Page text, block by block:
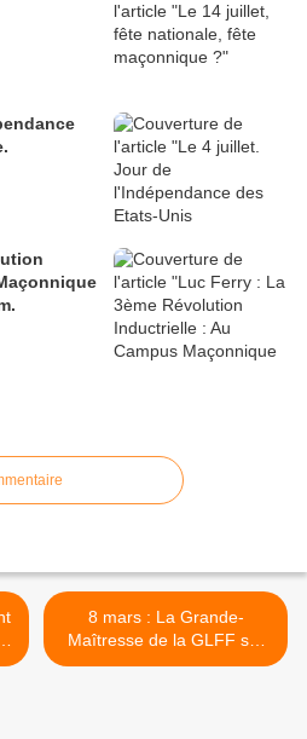
8 mars : La Grande-
Maîtresse de la GLFF sur
France 2 à l’occasion de la